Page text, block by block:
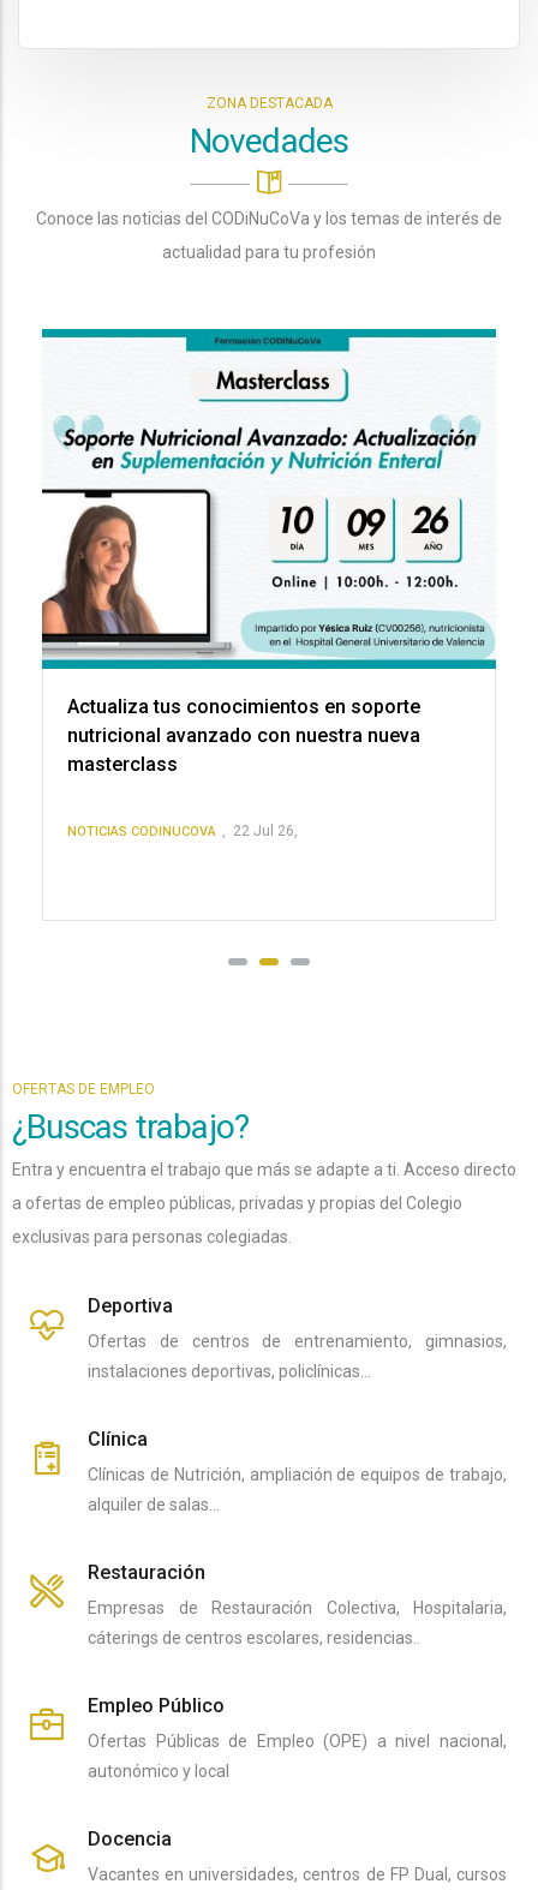
ZONA DESTACADA
Novedades
Conoce las noticias del CODiNuCoVa y los temas de interés de
actualidad para tu profesión
Actualiza tus conocimientos en soporte
nutricional avanzado con nuestra nueva
masterclass
NOTICIAS CODINUCOVA , 22 Jul 26,
OFERTAS DE EMPLEO
¿Buscas trabajo?
Entra y encuentra el trabajo que más se adapte a ti. Acceso directo
a ofertas de empleo públicas, privadas y propias del Colegio
exclusivas para personas colegiadas.
Deportiva
Ofertas de centros de entrenamiento, gimnasios,
instalaciones deportivas, policlínicas…
Clínica
Clínicas de Nutrición, ampliación de equipos de trabajo,
alquiler de salas…
Restauración
Empresas de Restauración Colectiva, Hospitalaria,
cáterings de centros escolares, residencias..
Empleo Público
Ofertas Públicas de Empleo (OPE) a nivel nacional,
autonómico y local
Docencia
Vacantes en universidades, centros de FP Dual, cursos